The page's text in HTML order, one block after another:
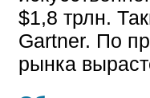
$1,8 трлн.
Gartner. По
рынка